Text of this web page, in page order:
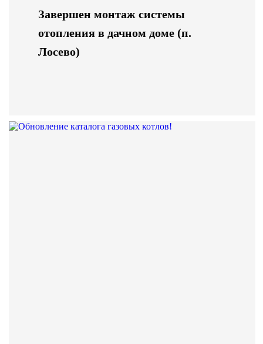
Завершен монтаж системы
отопления в дачном доме (п.
Лосево)